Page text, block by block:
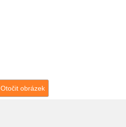
Otočit obrázek